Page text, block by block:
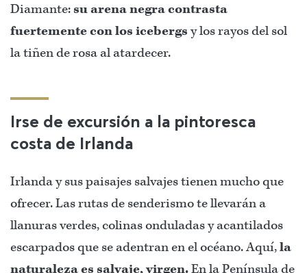
Diamante: su arena negra contrasta
fuertemente con los icebergs y los rayos del sol
la tiñen de rosa al atardecer.
Irse de excursión a la pintoresca
costa de Irlanda
Irlanda y sus paisajes salvajes tienen mucho que
ofrecer. Las rutas de senderismo te llevarán a
llanuras verdes, colinas onduladas y acantilados
escarpados que se adentran en el océano. Aquí,la
naturaleza es salvaje, virgen.En laPenínsula de